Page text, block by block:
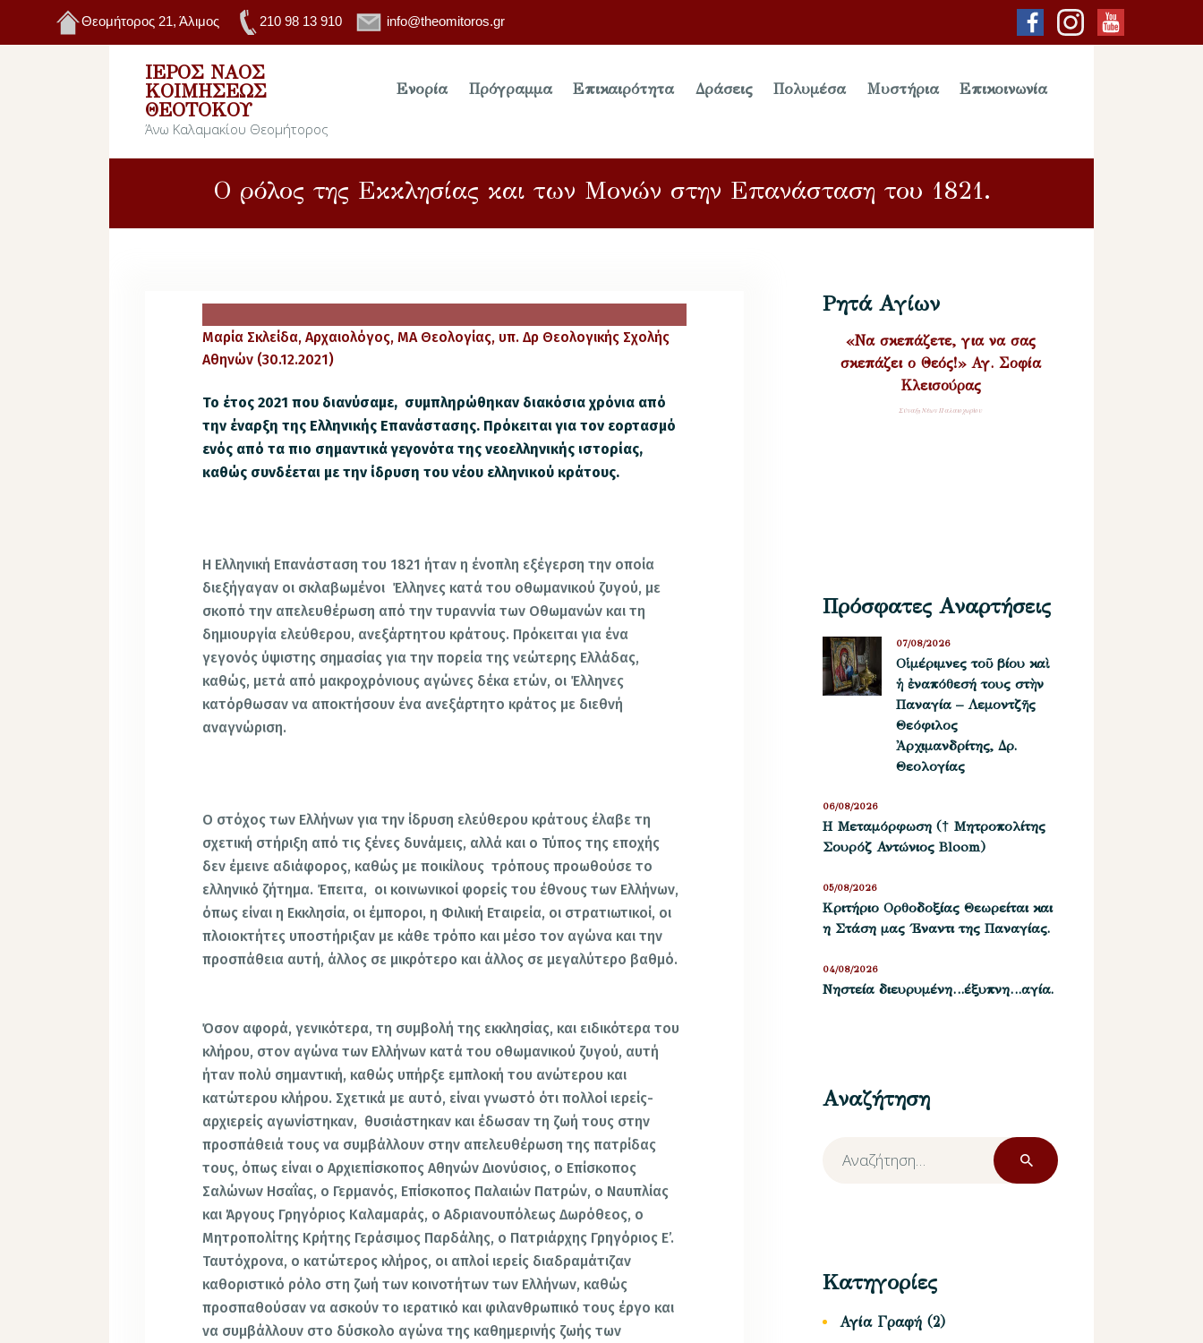
Θεομήτορος 21, Άλιμος 210 98 13 910 info@theomitoros.gr
ΙΕΡΌΣ ΝΑΌΣ
ΚΟΙΜΉΣΕΩΣ
ΘΕΟΤΌΚΟΥ
Άνω Καλαμακίου Θεομήτορος
Ενορία Πρόγραμμα Επικαιρότητα Δράσεις Πολυμέσα Μυστήρια Επικοινωνία
Ο ρόλος της Εκκλησίας και των Μονών στην Επανάσταση του 1821.
Μαρία Σκλείδα, Αρχαιολόγος, ΜΑ Θεολογίας, υπ. Δρ Θεολογικής Σχολής
Αθηνών (30.12.2021)
Το έτος 2021 που διανύσαμε, συμπληρώθηκαν διακόσια χρόνια από
την έναρξη της Ελληνικής Επανάστασης. Πρόκειται για τον εορτασμό
ενός από τα πιο σημαντικά γεγονότα της νεοελληνικής ιστορίας,
καθώς συνδέεται με την ίδρυση του νέου ελληνικού κράτους.
Η Ελληνική Επανάσταση του 1821 ήταν η ένοπλη εξέγερση την οποία
διεξήγαγαν οι σκλαβωμένοι Έλληνες κατά του οθωμανικού ζυγού, με
σκοπό την απελευθέρωση από την τυραννία των Οθωμανών και τη
δημιουργία ελεύθερου, ανεξάρτητου κράτους. Πρόκειται για ένα
γεγονός ύψιστης σημασίας για την πορεία της νεώτερης Ελλάδας,
καθώς, μετά από μακροχρόνιους αγώνες δέκα ετών, οι Έλληνες
κατόρθωσαν να αποκτήσουν ένα ανεξάρτητο κράτος με διεθνή
αναγνώριση.
Ο στόχος των Ελλήνων για την ίδρυση ελεύθερου κράτους έλαβε τη
σχετική στήριξη από τις ξένες δυνάμεις, αλλά και ο Τύπος της εποχής
δεν έμεινε αδιάφορος, καθώς με ποικίλους τρόπους προωθούσε το
ελληνικό ζήτημα. Έπειτα, οι κοινωνικοί φορείς του έθνους των Ελλήνων,
όπως είναι η Εκκλησία, οι έμποροι, η Φιλική Εταιρεία, οι στρατιωτικοί, οι
πλοιοκτήτες υποστήριξαν με κάθε τρόπο και μέσο τον αγώνα και την
προσπάθεια αυτή, άλλος σε μικρότερο και άλλος σε μεγαλύτερο βαθμό.
Όσον αφορά, γενικότερα, τη συμβολή της εκκλησίας, και ειδικότερα του
κλήρου, στον αγώνα των Ελλήνων κατά του οθωμανικού ζυγού, αυτή
ήταν πολύ σημαντική, καθώς υπήρξε εμπλοκή του ανώτερου και
κατώτερου κλήρου. Σχετικά με αυτό, είναι γνωστό ότι πολλοί ιερείς-
αρχιερείς αγωνίστηκαν, θυσιάστηκαν και έδωσαν τη ζωή τους στην
προσπάθειά τους να συμβάλλουν στην απελευθέρωση της πατρίδας
τους, όπως είναι ο Αρχιεπίσκοπος Αθηνών Διονύσιος, ο Επίσκοπος
Σαλώνων Ησαΐας, ο Γερμανός, Επίσκοπος Παλαιών Πατρών, ο Ναυπλίας
και Άργους Γρηγόριος Καλαμαράς, ο Αδριανουπόλεως Δωρόθεος, ο
Μητροπολίτης Κρήτης Γεράσιμος Παρδάλης, ο Πατριάρχης Γρηγόριος Ε’.
Ταυτόχρονα, ο κατώτερος κλήρος, οι απλοί ιερείς διαδραμάτιζαν
καθοριστικό ρόλο στη ζωή των κοινοτήτων των Ελλήνων, καθώς
προσπαθούσαν να ασκούν το ιερατικό και φιλανθρωπικό τους έργο και
να συμβάλλουν στο δύσκολο αγώνα της καθημερινής ζωής των
Ρητά Αγίων
«Να σκεπάζετε, για να σας
σκεπάζει ο Θεός!» Αγ. Σοφία
Κλεισούρας
Σύναξη Νέων Παλαιοχωρίου
Πρόσφατες Αναρτήσεις
Οἱ μέριμνες τοῦ βίου καὶ
ἡ ἐναπόθεσή τους στὴν
Παναγία – Λεμοντζῆς
Θεόφιλος
Ἀρχιμανδρίτης, Δρ.
Θεολογίας
07/08/2026
Η Μεταμόρφωση († Μητροπολίτης
Σουρόζ Αντώνιος Bloom)
06/08/2026
Kριτήριο Oρθοδοξίας Θεωρείται και
η Στάση μας ΄Εναντι της Παναγίας.
05/08/2026
Νηστεία διευρυμένη…έξυπνη…αγία.
04/08/2026
Αναζήτηση
Αναζήτηση
για:
Κατηγορίες
Αγία Γραφή (2)